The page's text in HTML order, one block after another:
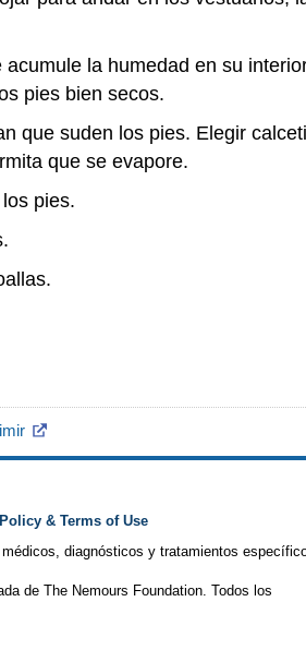
la humedad en su
pies bien secos.
que suden los pies. Elegir
que se evapore.
pies.
& Terms of Use
diagnósticos y tratamientos
de The Nemours Foundation. Todos los